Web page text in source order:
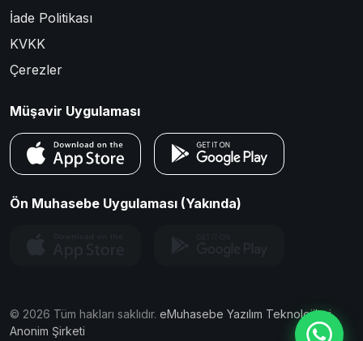
İade Politikası
KVKK
Çerezler
Müşavir Uygulaması
Ön Muhasebe Uygulaması (Yakında)
© 2026 Tüm hakları saklıdır. eMuhasebe Yazılım Teknolojileri
Anonim Şirketi